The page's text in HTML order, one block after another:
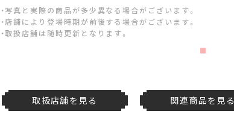
・写真と実際の商品が多少異なる場合がございます。
・店舗により登場時期が前後する場合がございます。
・取扱店舗は随時更新となります。
取扱店舗を見る 関連商品を見る